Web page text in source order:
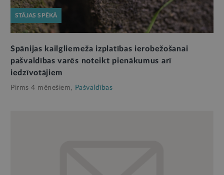
STĀJAS SPĒKĀ
Spānijas kailgliemeža izplatības ierobežošanai
pašvaldības varēs noteikt pienākumus arī
iedzīvotājiem
Pirms 4 mēnešiem, Pašvaldības